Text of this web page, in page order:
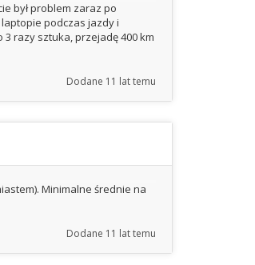
był problem zaraz po
laptopie podczas jazdy i
razy sztuka, przejadę 400 km
Dodane 11 lat temu
Minimalne średnie na
Dodane 11 lat temu